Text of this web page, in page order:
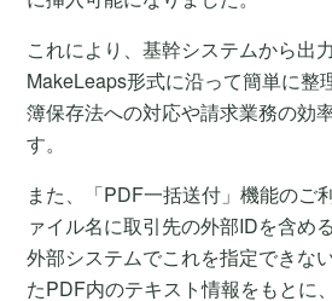
これにより、基幹システムから出
MakeLeaps形式に沿って簡単に整
簿保存法への対応や請求業務の効
す。
また、「PDF一括送付」機能のご
ァイル名に取引先の外部IDを含め
外部システムでこれを指定できな
たPDF内のテキスト情報をもとに